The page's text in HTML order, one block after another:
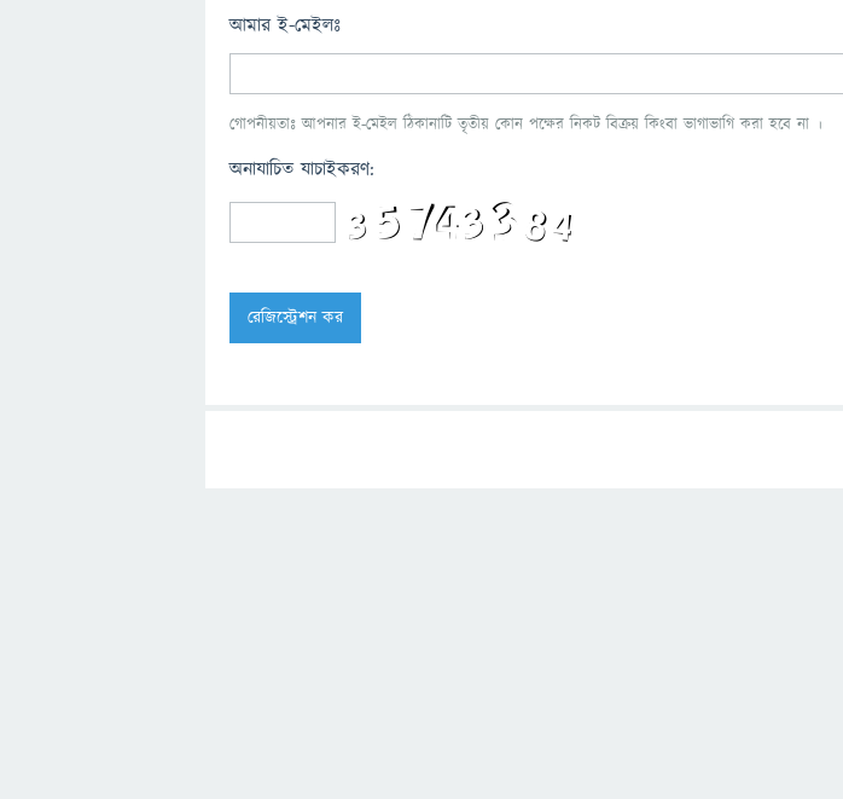
আমার ই-মেইলঃ
গোপনীয়তাঃ আপনার ই-মেইল ঠিকানাটি তৃতীয় কোন পক্ষের নিকট বিক্রয় কিংবা ভাগাভাগি করা হবে না ।
অনাযাচিত যাচাইকরণ: